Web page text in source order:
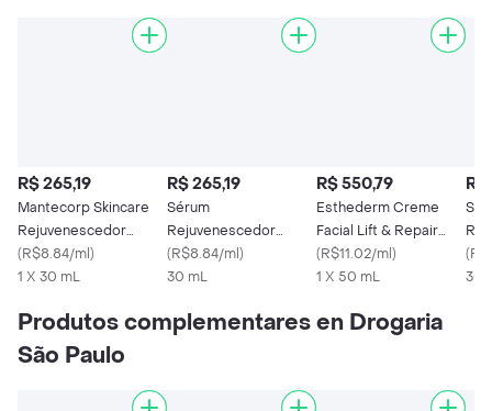
R$ 265,19
Mantecorp Skincare
Rejuvenescedor
Glycare Sérum
(R$8.84/ml)
1 X 30 mL
R$ 265,19
Sérum
Rejuvenescedor
Mantecorp Ivy C
Acqua 30ml
(R$8.84/ml)
30 mL
R$ 550,79
Esthederm Creme
Facial Lift & Repair
50ml
(R$11.02/ml)
1 X 50 mL
R$
(
30
Produtos complementares en Drogaria
São Paulo